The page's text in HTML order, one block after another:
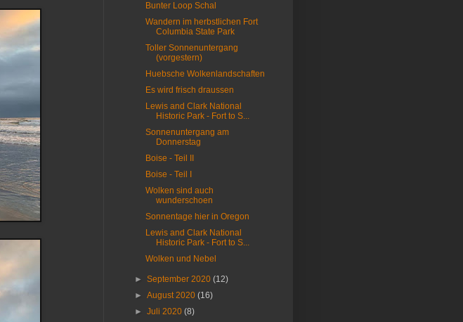
Bunter Loop Schal
Wandern im herbstlichen Fort
Columbia State Park
Toller Sonnenuntergang
(vorgestern)
Huebsche Wolkenlandschaften
Es wird frisch draussen
Lewis and Clark National
Historic Park - Fort to S...
Sonnenuntergang am
Donnerstag
Boise - Teil II
Boise - Teil I
Wolken sind auch
wunderschoen
Sonnentage hier in Oregon
Lewis and Clark National
Historic Park - Fort to S...
Wolken und Nebel
►September 2020(12)
►August 2020(16)
►Juli 2020(8)